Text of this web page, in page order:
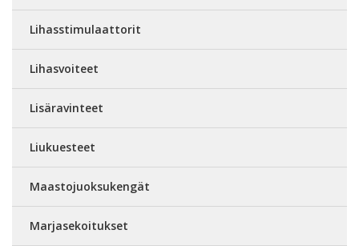
Lihasstimulaattorit
Lihasvoiteet
Lisäravinteet
Liukuesteet
Maastojuoksukengät
Marjasekoitukset